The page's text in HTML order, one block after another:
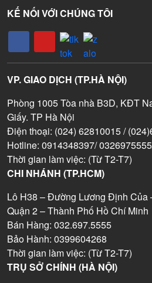
KẾ NỐI VỚI CHÚNG TÔI
VP. GIAO DỊCH (TP.HÀ NỘI)
Phòng 1005 Tòa nhà B3D, KĐT
Giấy. TP Hà Nội
Điện thoại: (024) 62810015 /
Hotline: 0914348397/
Thời gian làm việc: (Từ T2-T7)
CHI NHÁNH (TP.HCM)
Lô H38 – Đường Lương Định Của
Quận 2 – Thành Phố Hồ Chí Minh
Bán Hàng: 032.697.5555
Bảo Hành: 0399604268
Thời gian làm việc: (Từ T2-T7)
TRỤ SỞ CHÍNH (HÀ NỘI)